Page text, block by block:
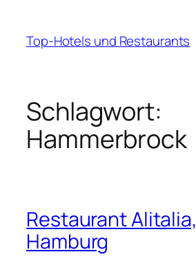
springen
Top-Hotels und Restaurants
Schlagwort:
Hammerbrock
Restaurant Alitalia,
Hamburg